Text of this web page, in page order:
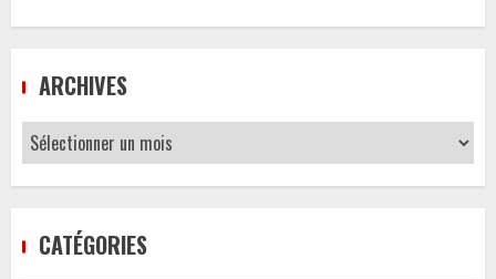
ARCHIVES
Archives
CATÉGORIES